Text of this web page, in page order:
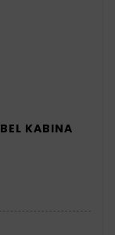
KABINA